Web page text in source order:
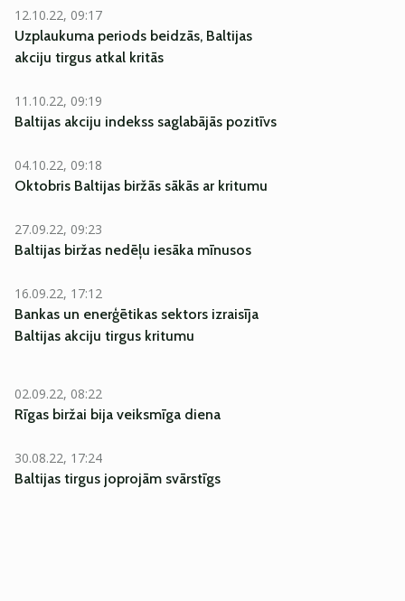
12.10.22, 09:17
Uzplaukuma periods beidzās, Baltijas
akciju tirgus atkal kritās
11.10.22, 09:19
Baltijas akciju indekss saglabājās pozitīvs
04.10.22, 09:18
Oktobris Baltijas biržās sākās ar kritumu
27.09.22, 09:23
Baltijas biržas nedēļu iesāka mīnusos
16.09.22, 17:12
Bankas un enerģētikas sektors izraisīja
Baltijas akciju tirgus kritumu
02.09.22, 08:22
Rīgas biržai bija veiksmīga diena
30.08.22, 17:24
Baltijas tirgus joprojām svārstīgs